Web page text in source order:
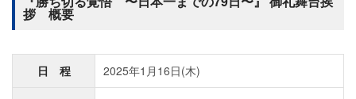
拶 概要
日 程 2025年1月16日(木)